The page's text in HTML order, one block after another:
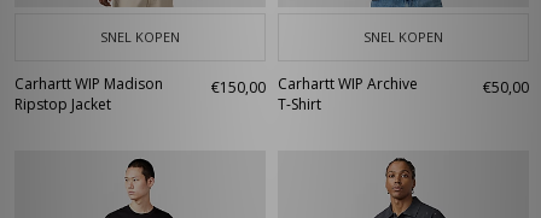
SNEL KOPEN
Carhartt WIP Madison
Ripstop Jacket
€150,00
SNEL KOPEN
Carhartt WIP Archive
T-Shirt
€50,00